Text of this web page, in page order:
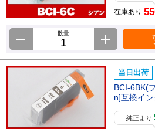
在庫あり
数量
当日出荷
BCI-6BK(
n]互換イ
純正より